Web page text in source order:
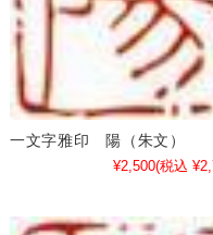
一文字雅印 陽（朱文）
¥2,500(税込